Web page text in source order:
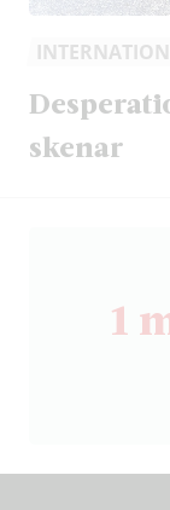
skenar
1